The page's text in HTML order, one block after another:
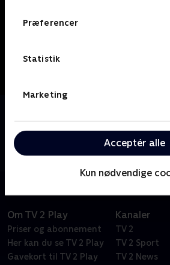
Præferencer
Statistik
Marketing
Acceptér alle
Kun nødvendige
og som kan prale af at have været
mest sete tv-serie.
Om TV 2 Play
Priser og abonnement
Her kan du se TV 2 Play
Gavekort til TV 2 Play
Kanaler
TV 2
TV 2 Sport
TV 2 News